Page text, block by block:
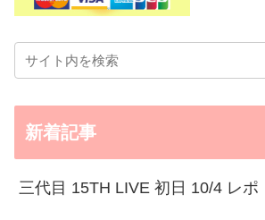
新着記事
三代目 15TH LIVE 初日 10/4 レポ